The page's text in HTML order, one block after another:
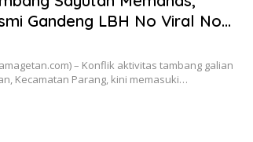
Gandeng LBH No Viral No
– Konflik aktivitas tambang galian
Kecamatan Parang, kini memasuki…